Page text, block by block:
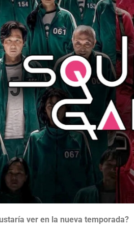
ver en la nueva temporada?